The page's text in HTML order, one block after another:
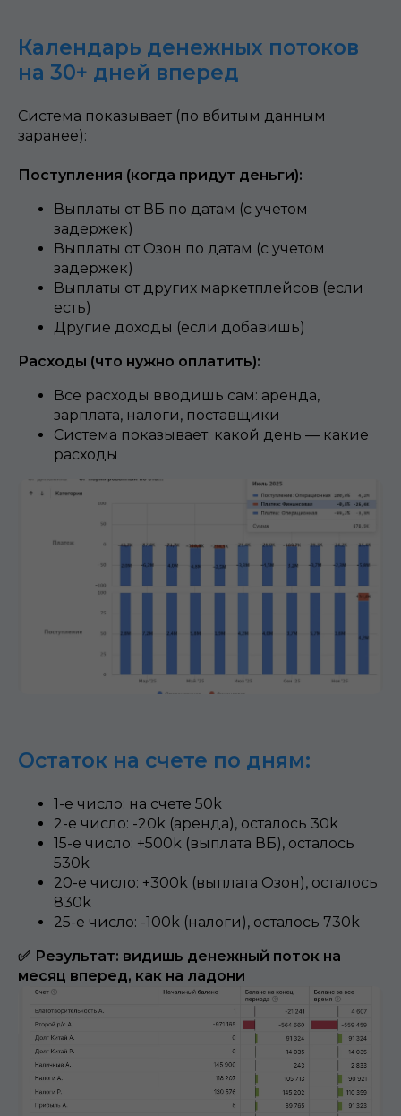
Календарь денежных потоков
на 30+ дней вперед
Система показывает (по вбитым данным
заранее):
Поступления (когда придут деньги):
Выплаты от ВБ по датам (с учетом
задержек)
Выплаты от Озон по датам (с учетом
задержек)
Выплаты от других маркетплейсов (если
есть)
Другие доходы (если добавишь)
Расходы (что нужно оплатить):
Все расходы вводишь сам: аренда,
зарплата, налоги, поставщики
Система показывает: какой день — какие
расходы
Остаток на счете по дням:
1-е число: на счете 50k
2-е число: -20k (аренда), осталось 30k
15-е число: +500k (выплата ВБ), осталось
530k
20-е число: +300k (выплата Озон), осталось
830k
25-е число: -100k (налоги), осталось 730k
✅ Результат: видишь денежный поток на
месяц вперед, как на ладони